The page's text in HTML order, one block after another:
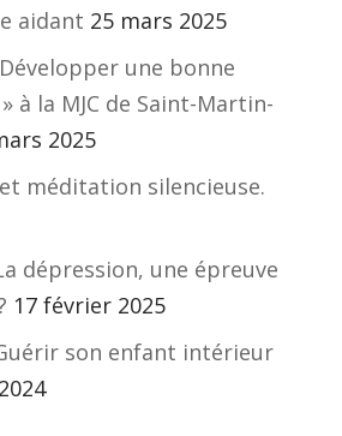
aidant 25 mars 2025
une bonne
à la MJC de Saint-Martin-
2025
méditation silencieuse.
dépression, une épreuve
17 février 2025
son enfant intérieur